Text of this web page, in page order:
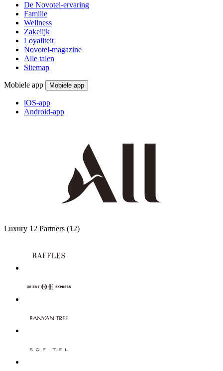
De Novotel-ervaring
Familie
Wellness
Zakelijk
Loyaliteit
Novotel-magazine
Alle talen
Sitemap
Mobiele app Mobiele app
iOS-app
Android-app
Luxury 12 Partners (12)